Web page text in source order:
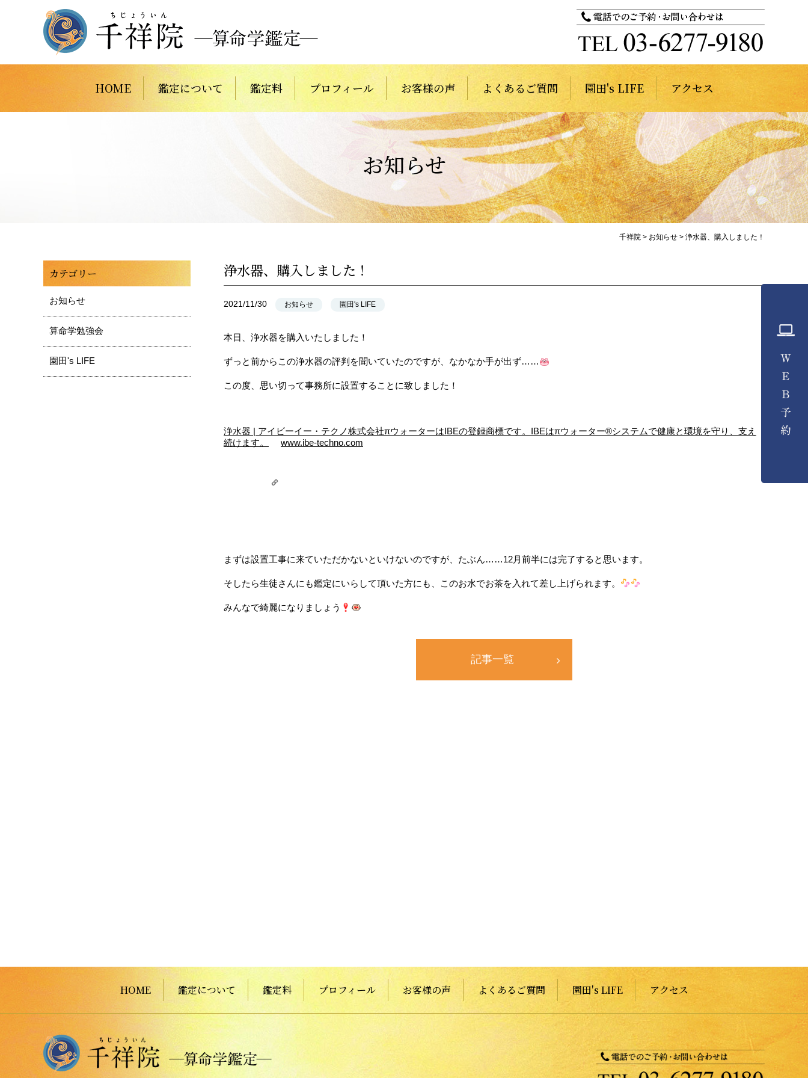
HOME 鑑定について 鑑定料 プロフィール お客様の声 よくあるご質問 園田's LIFE アクセス
お知らせ
千祥院 > お知らせ > 浄水器、購入しました！
浄水器、購入しました！
2021/11/30 お知らせ 園田's LIFE
本日、浄水器を購入いたしました！
ずっと前からこの浄水器の評判を聞いていたのですが、なかなか手が出ず……
この度、思い切って事務所に設置することに致しました！
浄水器 | アイビーイー・テクノ株式会社πウォーターはIBEの登録商標です。IBEはπウォーター®システムで健康と環境を守り、支え
続けます。
www.ibe-techno.com
まずは設置工事に来ていただかないといけないのですが、たぶん……12月前半には完了すると思います。
そしたら生徒さんにも鑑定にいらして頂いた方にも、このお水でお茶を入れて差し上げられます。
みんなで綺麗になりましょう
記事一覧
カテゴリー
お知らせ
算命学勉強会
園田's LIFE
HOME 鑑定について 鑑定料 プロフィール お客様の声 よくあるご質問 園田's LIFE アクセス